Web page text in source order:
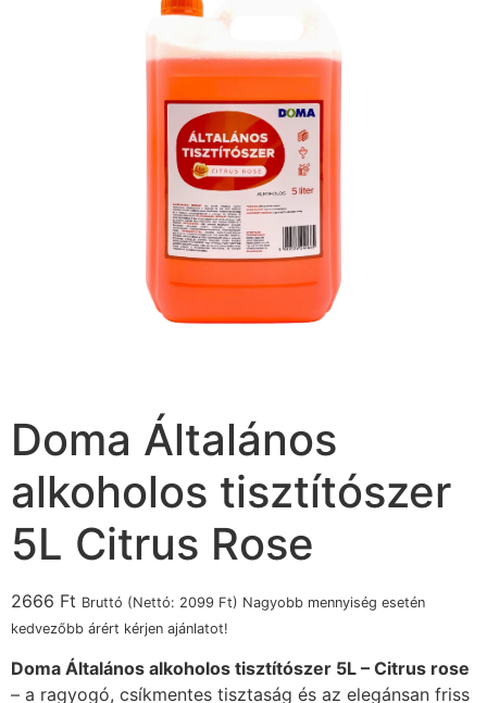
Doma Általános
alkoholos tisztítószer
5L Citrus Rose
2666 Ft Bruttó (Nettó: 2099 Ft) Nagyobb mennyiség esetén
kedvezőbb árért kérjen ajánlatot!
Doma Általános alkoholos tisztítószer 5L – Citrus rose
– a ragyogó, csíkmentes tisztaság és az elegánsan friss